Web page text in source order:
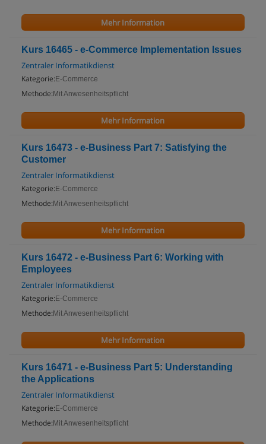
Mehr Information
Kurs 16465 - e-Commerce Implementation Issues
Zentraler Informatikdienst
Kategorie: E-Commerce
Methode: Mit Anwesenheitspflicht
Mehr Information
Kurs 16473 - e-Business Part 7: Satisfying the
Customer
Zentraler Informatikdienst
Kategorie: E-Commerce
Methode: Mit Anwesenheitspflicht
Mehr Information
Kurs 16472 - e-Business Part 6: Working with
Employees
Zentraler Informatikdienst
Kategorie: E-Commerce
Methode: Mit Anwesenheitspflicht
Mehr Information
Kurs 16471 - e-Business Part 5: Understanding
the Applications
Zentraler Informatikdienst
Kategorie: E-Commerce
Methode: Mit Anwesenheitspflicht